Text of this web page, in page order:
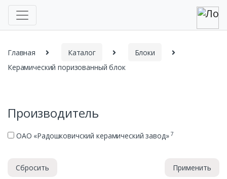
Главная Каталог
Блоки
Керамический поризованный блок
Производитель
ОАО «Радошковичский керамический завод»7
Сбросить Применить